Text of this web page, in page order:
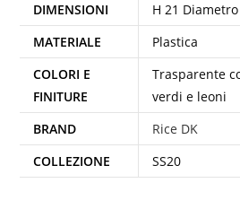
DIMENSIONI
H 21
MATERIALE
Plastica
COLORI E
FINITURE
Trasparente
verdi e leoni
BRAND
Rice DK
COLLEZIONE
SS20